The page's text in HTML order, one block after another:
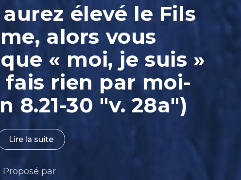
élevé le Fils
alors vous
« moi, je suis »
rien par moi-
8.21-30 "v. 28a")
Lire la suite
Proposé par :